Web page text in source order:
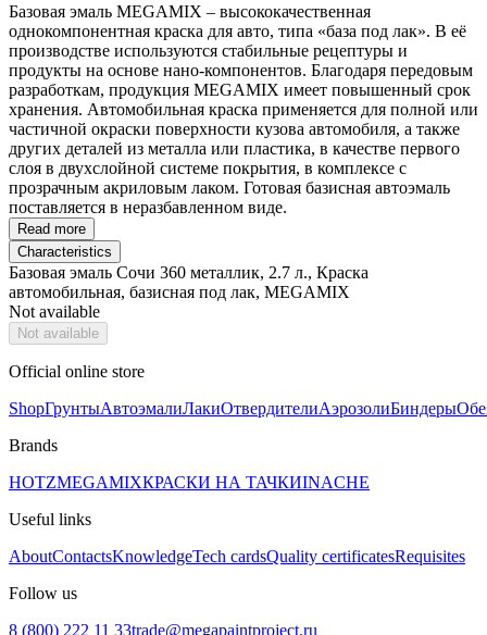
Базовая эмаль MEGAMIX – высококачественная
однокомпонентная краска для авто, типа «база под лак». В её
производстве используются стабильные рецептуры и
продукты на основе нано-компонентов. Благодаря передовым
разработкам, продукция MEGAMIX имеет повышенный срок
хранения. Автомобильная краска применяется для полной или
частичной окраски поверхности кузова автомобиля, а также
других деталей из металла или пластика, в качестве первого
слоя в двухслойной системе покрытия, в комплексе с
прозрачным акриловым лаком. Готовая базисная автоэмаль
поставляется в неразбавленном виде.
Read more
Characteristics
Базовая эмаль Сочи 360 металлик, 2.7 л., Краска
автомобильная, базисная под лак, MEGAMIX
Not available
Not available
Official online store
ShopГрунтыАвтоэмалиЛакиОтвердителиАэрозолиБиндеры
Brands
HOTZMEGAMIXКРАСКИ НА ТАЧКИINACHE
Useful links
AboutContactsKnowledgeTech cardsQuality certificatesRequisites
Follow us
8 (800) 222 11 33trade@megapaintproject.ru